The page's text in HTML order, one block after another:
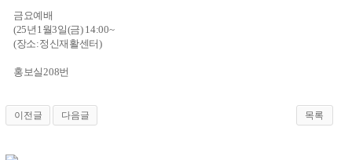
금요예배
(25년1월3일(금) 14:00~
(장소:정신재활센터)
홍보실208번
이전글 다음글 목록